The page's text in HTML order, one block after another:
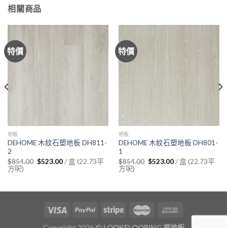
相關商品
特價
地板
DEHOME 木紋石塑地板 DH811-
2
$854.00 Original
price
$523.00Current
price
/ 盒 (22.73平
方呎)
特價
地板
DEHOME 木紋石塑地板 DH801-
1
$854.00 Original
price
$523.00Current
price
/ 盒 (22.73平
方呎)